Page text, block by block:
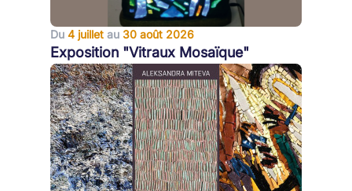
Du 4 juillet au 30 août 2026
Exposition "Vitraux Mosaïque"